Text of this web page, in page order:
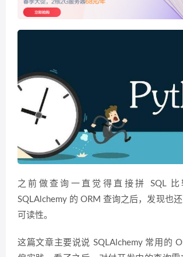
之前做查询一直觉得直接拼 SQL 比
SQLAlchemy 的 ORM 查询之后，发现也
可读性。
这篇文章主要说说 SQLAlchemy 常用的